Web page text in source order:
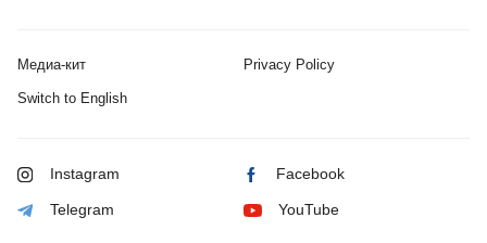
Медиа-кит Privacy Policy
Switch to English
Instagram Facebook
Telegram YouTube